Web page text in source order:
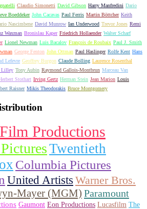
Claudio Simonetti David Gibson Harry Manfredini Dario
Boeddeker John Cacavas Paul Ferris Martin Böttcher Keith
Nascimbene David Munrow Ian Underwood Trevor Jones Remi
Waxman Bronislau Kaper Friedrich Hollaender Walter Scharf
Lionel Newman Luis Bacalov François de Roubaix Paul J. Smith
George Fenton John Ottman Paul Haslinger Rolfe Kent Hans
Lefevre Geoffrey Burgon Claude Bolling Laurence Rosenthal
Lilley Tony Aubin Raymond Gallois-Montbrun Marceau Van
Stothart Irving Gertz Herman Stein Jean Marion Louis
Raisner Mikis Theodorakis Bruce Montgomery
Productions
Twentieth
Columbia Pictures
United Artists Warner Bros.
Mayer (MGM) Paramount
Gaumont Eon Productions Lucasfilm The